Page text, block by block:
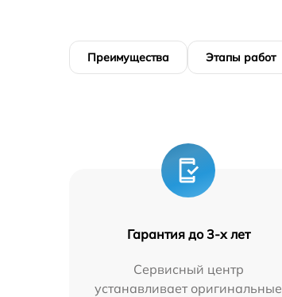
Преимущества Этапы работ
Гарантия до 3-х лет
Сервисный центр
устанавливает оригинальные